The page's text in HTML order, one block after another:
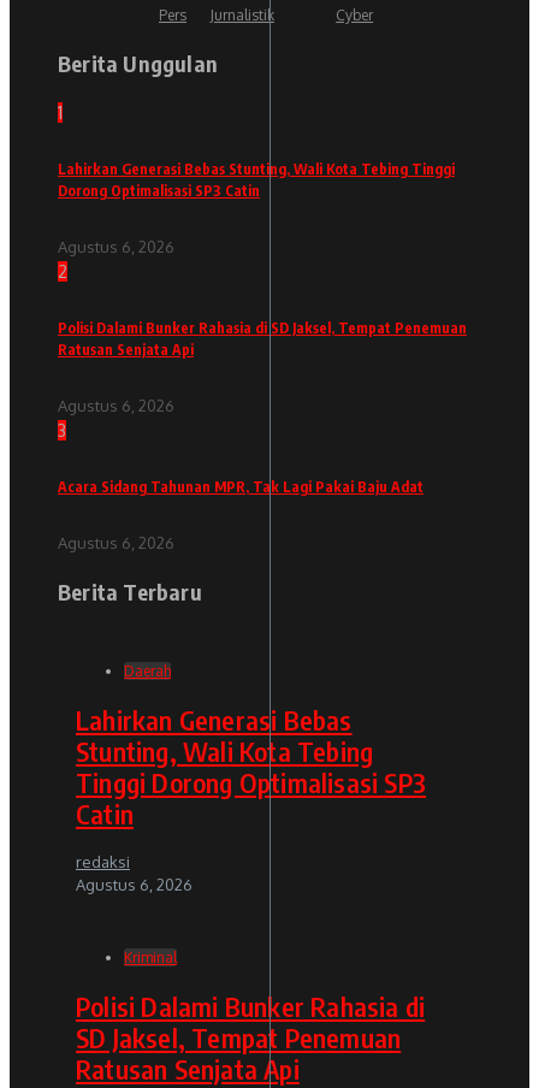
Pers
Jurnalistik
Cyber
Berita Unggulan
1
Lahirkan Generasi Bebas Stunting, Wali Kota Tebing Tinggi
Dorong Optimalisasi SP3 Catin
Agustus 6, 2026
2
Polisi Dalami Bunker Rahasia di SD Jaksel, Tempat Penemuan
Ratusan Senjata Api
Agustus 6, 2026
3
Acara Sidang Tahunan MPR, Tak Lagi Pakai Baju Adat
Agustus 6, 2026
Berita Terbaru
Daerah
Lahirkan Generasi Bebas
Stunting, Wali Kota Tebing
Tinggi Dorong Optimalisasi SP3
Catin
redaksi
Agustus 6, 2026
Kriminal
Polisi Dalami Bunker Rahasia di
SD Jaksel, Tempat Penemuan
Ratusan Senjata Api